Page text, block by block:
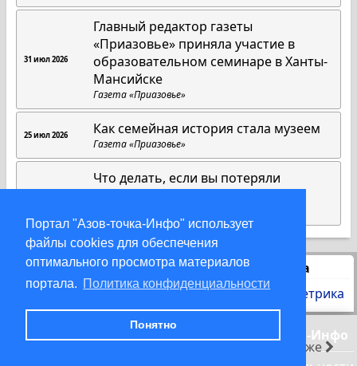
Портал "Азов-точка-Инфо" использует
файлы cookies для обеспечения
оптимального просмотра материалов
портала. Политика конфиденциальности
Понятно
позже
31 июл 2026
Главный редактор газеты
«Приазовье» приняла участие в
образовательном семинаре в Ханты-
Мансийске
Газета «Приазовье»
25 июл 2026 Как семейная история стала музеем
Газета «Приазовье»
Что делать, если вы потеряли
Статистика
© 2000-2026 Азов-точка-Инфо